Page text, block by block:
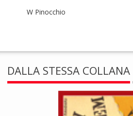
W Pinocchio
DALLA STESSA COLLANA